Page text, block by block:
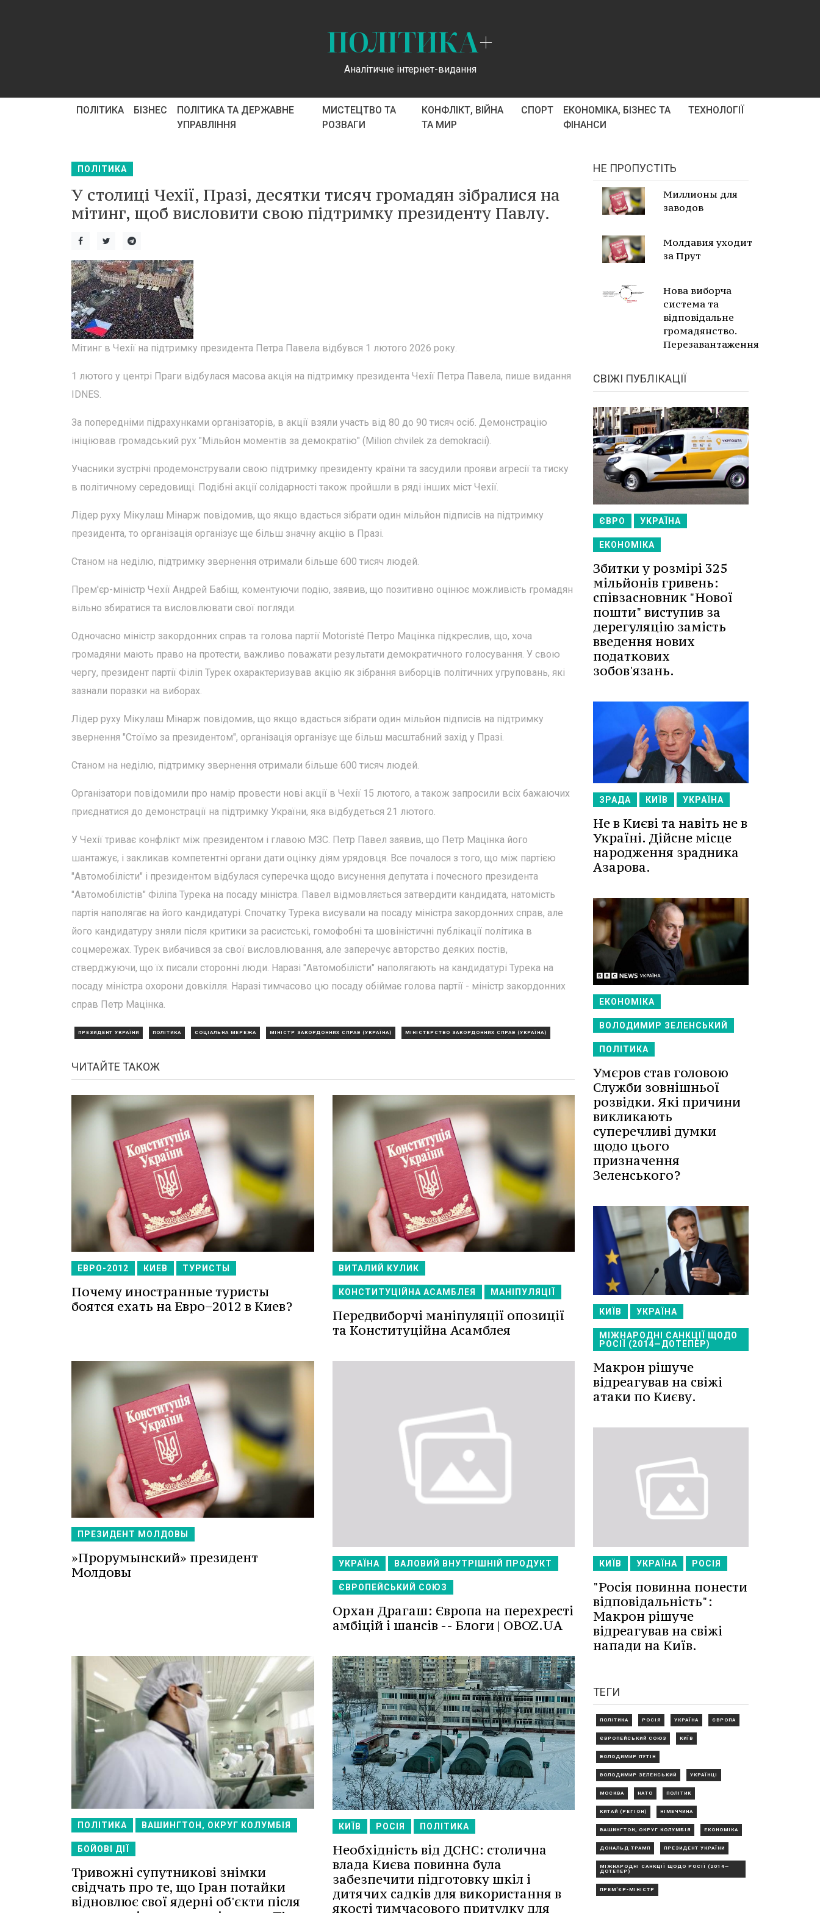
ПОЛІТИКА+
Аналітичне інтернет-видання
ПОЛІТИКА БІЗНЕС
ПОЛІТИКА ТА ДЕРЖАВНЕ
УПРАВЛІННЯ
МИСТЕЦТВО ТА
РОЗВАГИ
КОНФЛІКТ, ВІЙНА
ТА МИР
СПОРТ
ЕКОНОМІКА, БІЗНЕС ТА
ФІНАНСИ
ТЕХНОЛОГІЇ
ПОЛІТИКА
У столиці Чехії, Празі, десятки тисяч громадян зібралися на
мітинг, щоб висловити свою підтримку президенту Павлу.
Мітинг в Чехії на підтримку президента Петра Павела відбувся 1 лютого 2026 року.
1 лютого у центрі Праги відбулася масова акція на підтримку президента Чехії Петра Павела, пише видання
IDNES.
За попередніми підрахунками організаторів, в акції взяли участь від 80 до 90 тисяч осіб. Демонстрацію
ініціював громадський рух "Мільйон моментів за демократію" (Milion chvilek za demokracii).
Учасники зустрічі продемонстрували свою підтримку президенту країни та засудили прояви агресії та тиску
в політичному середовищі. Подібні акції солідарності також пройшли в ряді інших міст Чехії.
Лідер руху Мікулаш Мінарж повідомив, що якщо вдасться зібрати один мільйон підписів на підтримку
президента, то організація організує ще більш значну акцію в Празі.
Станом на неділю, підтримку звернення отримали більше 600 тисяч людей.
Прем'єр-міністр Чехії Андрей Бабіш, коментуючи подію, заявив, що позитивно оцінює можливість громадян
вільно збиратися та висловлювати свої погляди.
Одночасно міністр закордонних справ та голова партії Motoristé Петро Мацінка підкреслив, що, хоча
громадяни мають право на протести, важливо поважати результати демократичного голосування. У свою
чергу, президент партії Філіп Турек охарактеризував акцію як зібрання виборців політичних угруповань, які
зазнали поразки на виборах.
Лідер руху Мікулаш Мінарж повідомив, що якщо вдасться зібрати один мільйон підписів на підтримку
звернення "Стоїмо за президентом", організація організує ще більш масштабний захід у Празі.
Станом на неділю, підтримку звернення отримали більше 600 тисяч людей.
Організатори повідомили про намір провести нові акції в Чехії 15 лютого, а також запросили всіх бажаючих
приєднатися до демонстрації на підтримку України, яка відбудеться 21 лютого.
У Чехії триває конфлікт між президентом і главою МЗС. Петр Павел заявив, що Петр Мацінка його
шантажує, і закликав компетентні органи дати оцінку діям урядовця. Все почалося з того, що між партією
"Автомобілісти" і президентом відбулася суперечка щодо висунення депутата і почесного президента
"Автомобілістів" Філіпа Турека на посаду міністра. Павел відмовляється затвердити кандидата, натомість
партія наполягає на його кандидатурі. Спочатку Турека висували на посаду міністра закордонних справ, але
його кандидатуру зняли після критики за расистські, гомофобні та шовіністичні публікації політика в
соцмережах. Турек вибачився за свої висловлювання, але заперечує авторство деяких постів,
стверджуючи, що їх писали сторонні люди. Наразі "Автомобілісти" наполягають на кандидатурі Турека на
посаду міністра охорони довкілля. Наразі тимчасово цю посаду обіймає голова партії - міністр закордонних
справ Петр Мацінка.
ПРЕЗИДЕНТ УКРАЇНИ ПОЛІТИКА СОЦІАЛЬНА МЕРЕЖА МІНІСТР ЗАКОРДОННИХ СПРАВ (УКРАЇНА) МІНІСТЕРСТВО ЗАКОРДОННИХ СПРАВ (УКРАЇНА)
ЧИТАЙТЕ ТАКОЖ
ЕВРО-2012 КИЕВ ТУРИСТЫ
Почему иностранные туристы
боятся ехать на Евро−2012 в Киев?
ВИТАЛИЙ КУЛИК
КОНСТИТУЦІЙНА АСАМБЛЕЯ МАНІПУЛЯЦІЇ
Передвиборчі маніпуляції опозиції
та Конституційна Асамблея
ПРЕЗИДЕНТ МОЛДОВЫ
»Прорумынский» президент
Молдовы
УКРАЇНА ВАЛОВИЙ ВНУТРІШНІЙ ПРОДУКТ
ЄВРОПЕЙСЬКИЙ СОЮЗ
Орхан Драгаш: Європа на перехресті
амбіцій і шансів -- Блоги | OBOZ.UA
ПОЛІТИКА ВАШИНГТОН, ОКРУГ КОЛУМБІЯ
БОЙОВІ ДІЇ
Тривожні супутникові знімки
свідчать про те, що Іран потайки
відновлює свої ядерні об'єкти після
КИЇВ РОСІЯ ПОЛІТИКА
Необхідність від ДСНС: столична
влада Києва повинна була
забезпечити підготовку шкіл і
дитячих садків для використання в
якості тимчасового притулку для
НЕ ПРОПУСТІТЬ
Миллионы для
заводов
Молдавия уходит
за Прут
Нова виборча
система та
відповідальне
громадянство.
Перезавантаження
СВІЖІ ПУБЛІКАЦІЇ
ЄВРО УКРАЇНА
ЕКОНОМІКА
Збитки у розмірі 325
мільйонів гривень:
співзасновник "Нової
пошти" виступив за
дерегуляцію замість
введення нових
податкових
зобов'язань.
ЗРАДА КИЇВ УКРАЇНА
Не в Києві та навіть не в
Україні. Дійсне місце
народження зрадника
Азарова.
ЕКОНОМІКА
ВОЛОДИМИР ЗЕЛЕНСЬКИЙ
ПОЛІТИКА
Умєров став головою
Служби зовнішньої
розвідки. Які причини
викликають
суперечливі думки
щодо цього
призначення
Зеленського?
КИЇВ УКРАЇНА
МІЖНАРОДНІ САНКЦІЇ ЩОДО
РОСІЇ (2014—ДОТЕПЕР)
Макрон рішуче
відреагував на свіжі
атаки по Києву.
КИЇВ УКРАЇНА РОСІЯ
"Росія повинна понести
відповідальність":
Макрон рішуче
відреагував на свіжі
напади на Київ.
ТЕГИ
ПОЛІТИКА РОСІЯ УКРАЇНА ЄВРОПА
ЄВРОПЕЙСЬКИЙ СОЮЗ КИЇВ
ВОЛОДИМИР ПУТІН
ВОЛОДИМИР ЗЕЛЕНСЬКИЙ УКРАЇНЦІ
МОСКВА НАТО ПОЛІТИК
КИТАЙ (РЕГІОН) НІМЕЧЧИНА
ВАШИНГТОН, ОКРУГ КОЛУМБІЯ ЕКОНОМІКА
ДОНАЛЬД ТРАМП ПРЕЗИДЕНТ УКРАЇНИ
МІЖНАРОДНІ САНКЦІЇ ЩОДО РОСІЇ (2014—
ДОТЕПЕР)
ПРЕМ'ЄР-МІНІСТР